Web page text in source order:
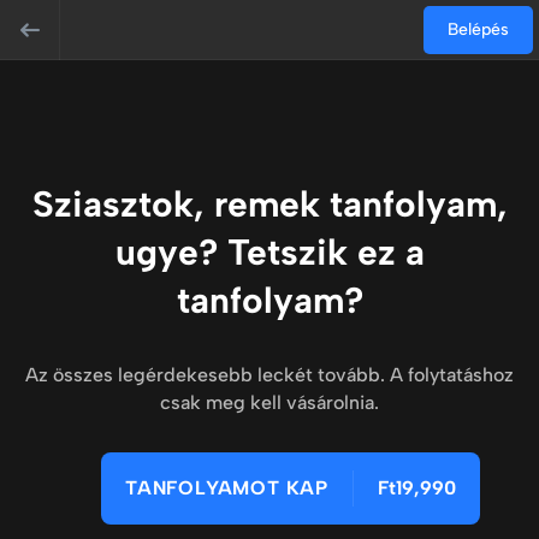
Belépés
Sziasztok, remek tanfolyam,
ugye? Tetszik ez a
tanfolyam?
Az összes legérdekesebb leckét tovább. A folytatáshoz
csak meg kell vásárolnia.
TANFOLYAMOT KAP Ft19,990